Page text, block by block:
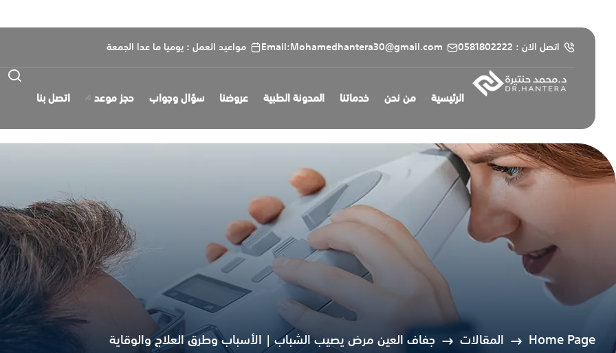
اتصل الان : 0581802222 Email:Mohamedhantera30@gmail.com مواعيد العمل : يوميا ما عدا الجمعة
الرئيسية من نحن خدماتنا المدونة الطبية عروضنا سؤال وجواب حجز موعد اتصل بنا
Home Page المقالات جفاف العين مرض يصيب الشباب | الأسباب وطرق العلاج والوقاية